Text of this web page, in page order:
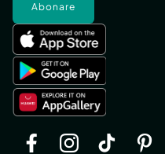
Abonare